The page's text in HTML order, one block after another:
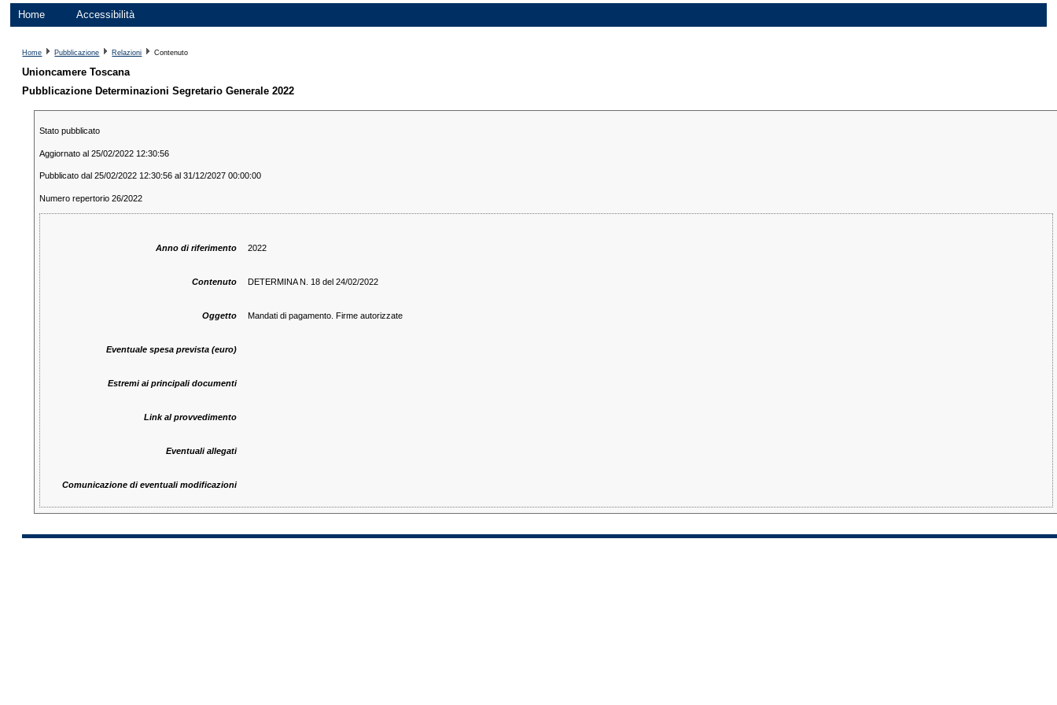
Home Accessibilità
Home Pubblicazione Relazioni Contenuto
Unioncamere Toscana
Pubblicazione Determinazioni Segretario Generale 2022
Stato pubblicato
Aggiornato al 25/02/2022 12:30:56
Pubblicato dal 25/02/2022 12:30:56 al 31/12/2027 00:00:00
Numero repertorio 26/2022
Anno di riferimento 2022
Contenuto DETERMINA N. 18 del 24/02/2022
Oggetto Mandati di pagamento. Firme autorizzate
Eventuale spesa prevista (euro)
Estremi ai principali documenti
Link al provvedimento
Eventuali allegati
Comunicazione di eventuali modificazioni